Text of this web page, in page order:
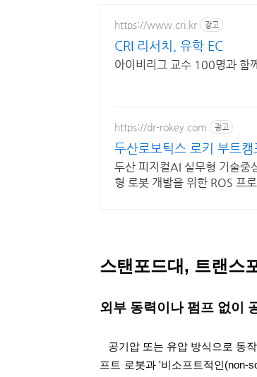
https://www.cri.kr 광고
CRI 리서치, 유학 EC
아이비리그 교수 100명과 함
https://dr-rokey.com 광고
두산로보틱스 로키 부트
두산 피지컬AI 실무형 기술중
형 로봇 개발을 위한 ROS 프
스탠포드대, 트랜스
외부 동력이나 펌프 없이
공기압 또는 유압 방식으로 동
프트 로봇과 '비소프트적인(non-